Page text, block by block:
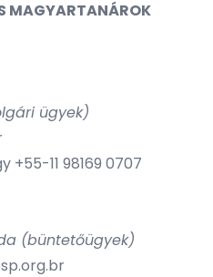
MAGYARTANÁROK
ügyek)
+55-11 98169 0707
(büntetőügyek)